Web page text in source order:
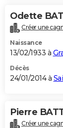
Odette
Créer une
Naissance
13/02/1933 à
Décès
24/01/2014 à
Pierre
Créer une